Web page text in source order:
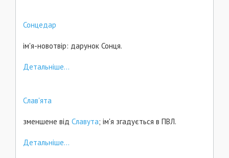
Сонцедар
ім'я-новотвір: дарунок Сонця.
Детальніше...
Слав'ята
зменшене від Славута; ім'я згадується в ПВЛ.
Детальніше...